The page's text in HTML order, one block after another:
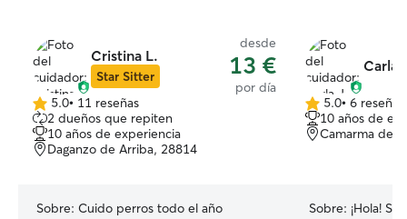
Cristina L.
Star Sitter
desde
13 €
por día
5.0
de
5
estrellas
5.0• 11 reseñas
2 dueños que repiten
10 años de experiencia
Daganzo de Arriba, 28814
Sobre: Cuido perros todo el año
Carla
5.0
de
5
5.0• 6 reseñas
10 años de
Camarma de
Sobre: ¡Hola!